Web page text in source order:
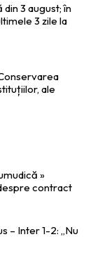
3 august; în
3 zile la
ale
»
contract
– Inter 1-2: „Nu